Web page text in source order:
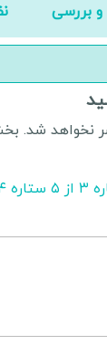
و بررسی
نخواهد شد.
۳ از ۵ ستاره ۴ از